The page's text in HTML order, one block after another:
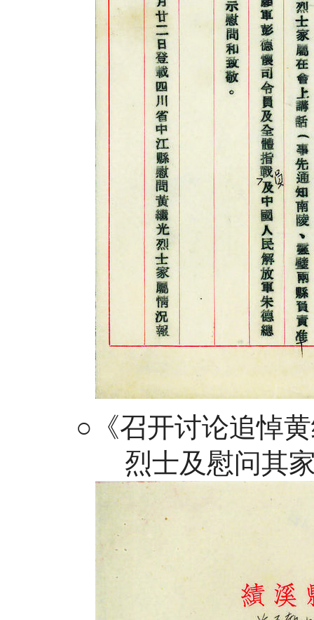
○《召开讨论追悼黄
烈士及慰问其